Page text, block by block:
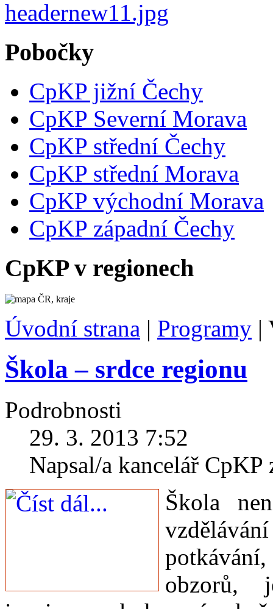
Pobočky
CpKP jižní Čechy
CpKP Severní Morava
CpKP střední Čechy
CpKP střední Morava
CpKP východní Morava
CpKP západní Čechy
CpKP v regionech
Úvodní strana | Programy |
Škola – srdce regionu
Podrobnosti
29. 3. 2013 7:52
Napsal/a kancelář CpKP
Škola
obzorů,